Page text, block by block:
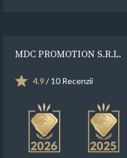
MDC PROMOTION S.R.L.
4.9/ 10 Recenzii